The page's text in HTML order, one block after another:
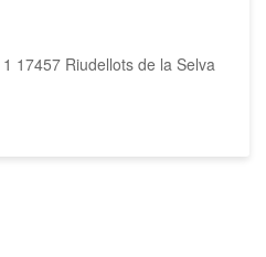
17457 Riudellots de la Selva